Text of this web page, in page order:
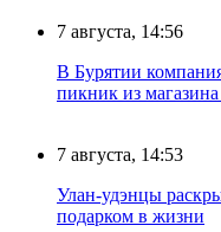
7 августа, 14:56
В Бурятии
пикник из
7 августа, 14:53
Улан-удэнцы
подарком в жизни